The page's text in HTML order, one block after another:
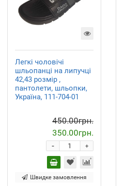
Легкі чоловічі
шльопанці на липучці
42,43 розмір ,
пантолети, шльопки,
Україна, 111-704-01
450.00грн.
350.00грн.
+
-
Швидке замовлення